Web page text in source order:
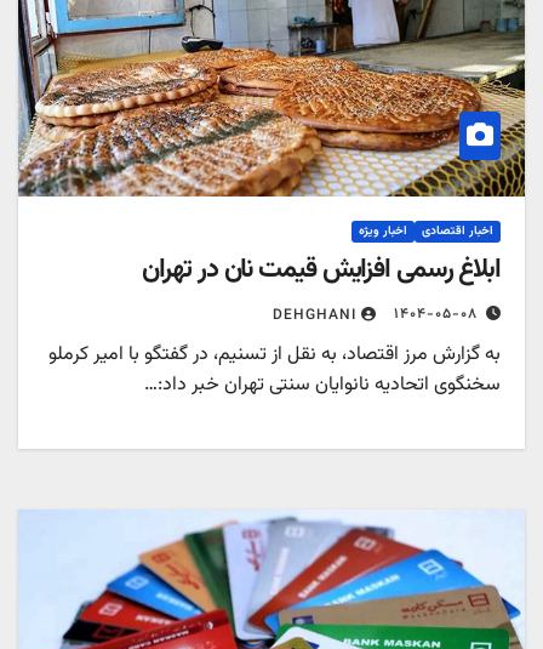
اخبار اقتصادی اخبار ویژه
ابلاغ رسمی افزایش قیمت نان در تهران
۱۴۰۴-۰۵-۰۸ DEHGHANI
به گزارش مرز اقتصاد، به نقل از تسنیم، در گفتگو با امیر کرملو
سخنگوی اتحادیه نانوایان سنتی تهران خبر داد:…